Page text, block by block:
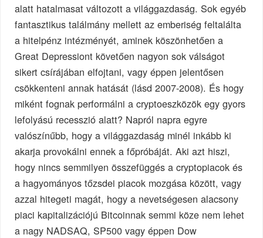
alatt hatalmasat változott a világgazdaság. Sok egyéb
fantasztikus találmány mellett az emberiség feltalálta
a hitelpénz intézményét, aminek köszönhetően a
Great Depressiont követően nagyon sok válságot
sikert csírájában elfojtani, vagy éppen jelentősen
csökkenteni annak hatását (lásd 2007-2008). És hogy
miként fognak performálni a cryptoeszközök egy gyors
lefolyású recesszió alatt? Napról napra egyre
valószínűbb, hogy a világgazdaság minél inkább ki
akarja provokálni ennek a főpróbáját. Aki azt hiszi,
hogy nincs semmilyen összefüggés a cryptopiacok és
a hagyományos tőzsdei piacok mozgása között, vagy
azzal hitegeti magát, hogy a nevetségesen alacsony
piaci kapitalizációjú Bitcoinnak semmi köze nem lehet
a nagy NADSAQ, SP500 vagy éppen Dow